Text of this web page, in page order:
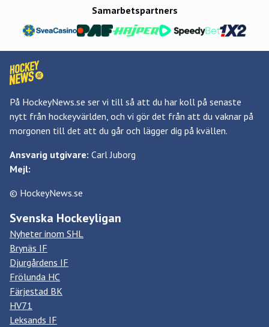
Samarbetspartners
På HockeyNews.se ser vi till så att du har koll på senaste
nytt från hockeyvärlden, och vi gör det från att du vaknar på
morgonen till det att du går och lägger dig på kvällen.
Ansvarig utgivare: Carl Juborg
Mejl:
© HockeyNews.se
Svenska Hockeyligan
Nyheter inom SHL
Brynäs IF
Djurgårdens IF
Frölunda HC
Färjestad BK
HV71
Leksands IF